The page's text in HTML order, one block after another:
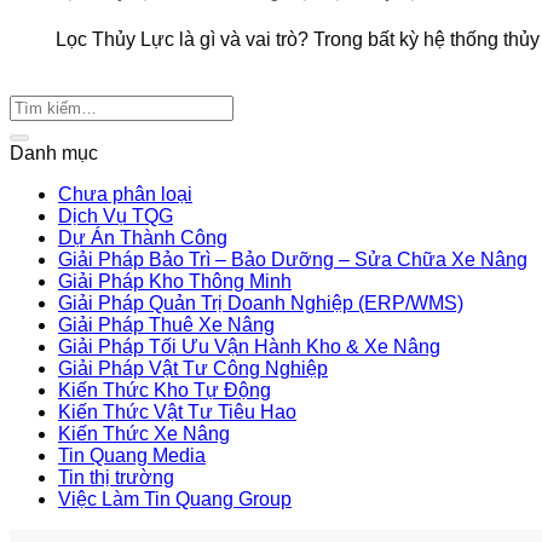
Lọc Thủy Lực là gì và vai trò? Trong bất kỳ hệ thống
Danh mục
Chưa phân loại
Dịch Vụ TQG
Dự Án Thành Công
Giải Pháp Bảo Trì – Bảo Dưỡng – Sửa Chữa Xe Nâng
Giải Pháp Kho Thông Minh
Giải Pháp Quản Trị Doanh Nghiệp (ERP/WMS)
Giải Pháp Thuê Xe Nâng
Giải Pháp Tối Ưu Vận Hành Kho & Xe Nâng
Giải Pháp Vật Tư Công Nghiệp
Kiến Thức Kho Tự Động
Kiến Thức Vật Tư Tiêu Hao
Kiến Thức Xe Nâng
Tin Quang Media
Tin thị trường
Việc Làm Tin Quang Group